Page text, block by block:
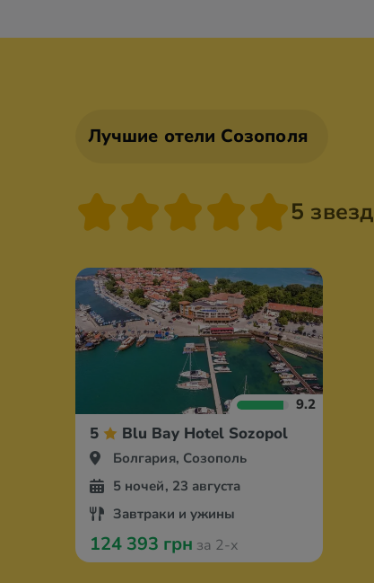
Лучшие отели Созополя
5 звезд
9.2
5 Blu Bay Hotel Sozopol
Болгария, Созополь
5 ночей, 23 августа
Завтраки и ужины
124 393 грн за 2-х